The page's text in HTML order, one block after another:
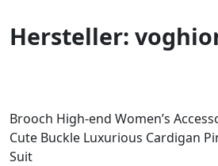
Hersteller:
Brooch High-end Women’s
Cute Buckle Luxurious Cardigan
Suit